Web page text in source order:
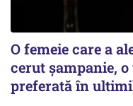
O femeie care a
cerut șampanie,
preferată în